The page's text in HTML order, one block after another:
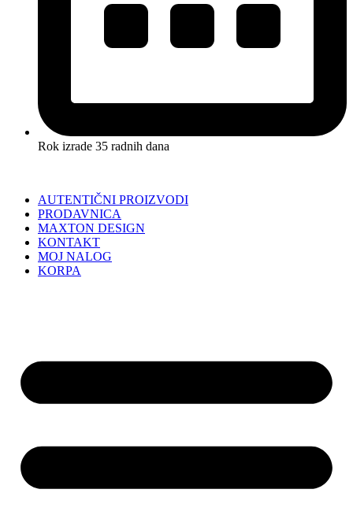
Rok izrade 35 radnih dana
AUTENTIČNI PROIZVODI
PRODAVNICA
MAXTON DESIGN
KONTAKT
MOJ NALOG
KORPA